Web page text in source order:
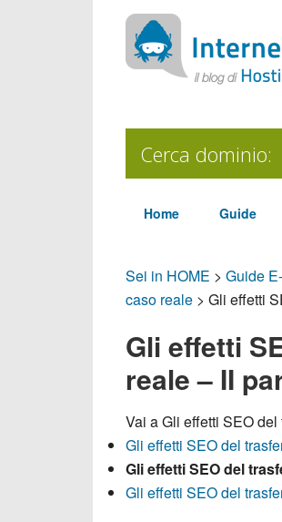
Cerca dominio:
Home Guide
Sei in HOME > Guide
caso reale > Gli effetti
Gli effetti
reale – II
Vai aGli effetti SEO
Gli effetti SEO del
Gli effetti SEO del
Gli effetti SEO del